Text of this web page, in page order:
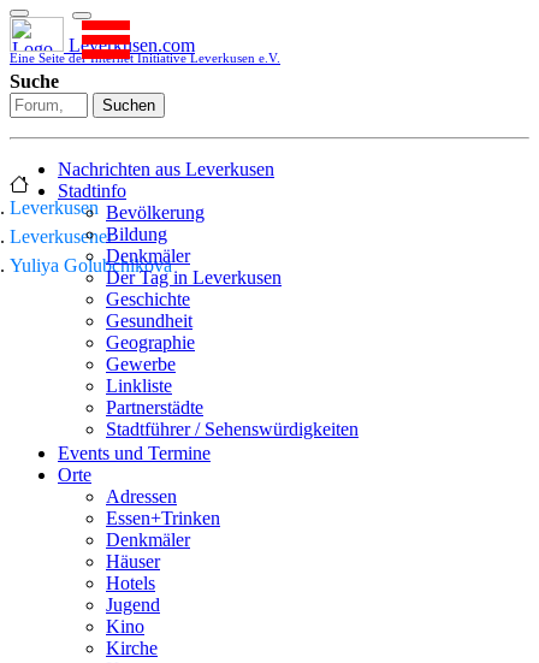
Leverkusen.com
Eine Seite der Internet Initiative Leverkusen e.V.
Suche
Suchen
Nachrichten aus Leverkusen
Stadtinfo
Bevölkerung
Bildung
Denkmäler
Der Tag in Leverkusen
Geschichte
Gesundheit
Geographie
Gewerbe
Linkliste
Partnerstädte
Stadtführer / Sehenswürdigkeiten
Stadtplan
Sport
Who is who
Wohnen
Events und Termine
Orte
Adressen
Essen+Trinken
Denkmäler
Häuser
Hotels
Jugend
Kino
Kirche
Leverkusen
Leverkusener
Yuliya Golubchikova